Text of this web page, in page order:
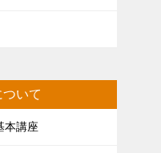
いて
本講座